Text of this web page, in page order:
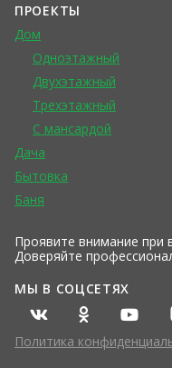
ПРОЕКТЫ
Дом
Одноэтажный
Двухэтажный
Трехэтажный
С мансардой
Дача
Бытовка
Баня
Проявите внимание при
Доверяйте
МЫ В СОЦСЕТЯХ
Политика